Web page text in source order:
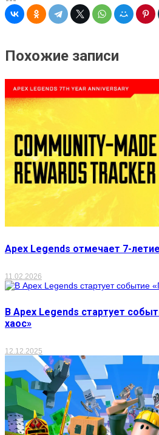
Похожие записи
Apex Legends отмечает 7-летие
11.02.2026
В Apex Legends стартует
хаос»
12.12.2025